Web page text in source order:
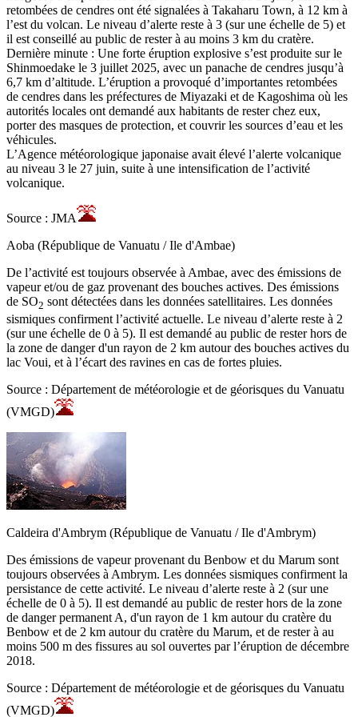
retombées de cendres ont été signalées à Takaharu Town, à 12 km à
l’est du volcan. Le niveau d’alerte reste à 3 (sur une échelle de 5) et
il est conseillé au public de rester à au moins 3 km du cratère.
Dernière minute : Une forte éruption explosive s’est produite sur le
Shinmoedake le 3 juillet 2025, avec un panache de cendres jusqu’à
6,7 km d’altitude. L’éruption a provoqué d’importantes retombées
de cendres dans les préfectures de Miyazaki et de Kagoshima où les
autorités locales ont demandé aux habitants de rester chez eux,
porter des masques de protection, et couvrir les sources d’eau et les
véhicules.
L’Agence météorologique japonaise avait élevé l’alerte volcanique
au niveau 3 le 27 juin, suite à une intensification de l’activité
volcanique.
Source : JMA
Aoba (République de Vanuatu / Ile d'Ambae)
De l’activité est toujours observée à Ambae, avec des émissions de
vapeur et/ou de gaz provenant des bouches actives. Des émissions
de SO2 sont détectées dans les données satellitaires. Les données
sismiques confirment l’activité actuelle. Le niveau d’alerte reste à 2
(sur une échelle de 0 à 5). Il est demandé au public de rester hors de
la zone de danger d'un rayon de 2 km autour des bouches actives du
lac Voui, et à l’écart des ravines en cas de fortes pluies.
Source : Département de météorologie et de géorisques du Vanuatu
(VMGD)
Caldeira d'Ambrym (République de Vanuatu / Ile d'Ambrym)
Des émissions de vapeur provenant du Benbow et du Marum sont
toujours observées à Ambrym. Les données sismiques confirment la
persistance de cette activité. Le niveau d’alerte reste à 2 (sur une
échelle de 0 à 5). Il est demandé au public de rester hors de la zone
de danger permanent A, d'un rayon de 1 km autour du cratère du
Benbow et de 2 km autour du cratère du Marum, et de rester à au
moins 500 m des fissures au sol ouvertes par l’éruption de décembre
2018.
Source : Département de météorologie et de géorisques du Vanuatu
(VMGD)